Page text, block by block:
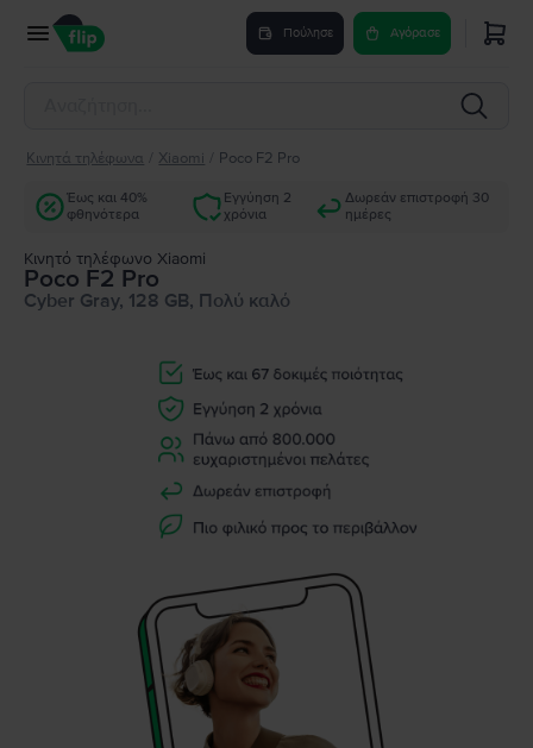
Πούλησε Αγόρασε
Κινητά τηλέφωνα Xiaomi Poco F2 Pro
Έως και 40%
φθηνότερα
Εγγύηση 2
χρόνια
Δωρεάν επιστροφή 30
ημέρες
Κινητό τηλέφωνο Xiaomi
Poco F2 Pro
Cyber Gray, 128 GB, Πολύ καλό